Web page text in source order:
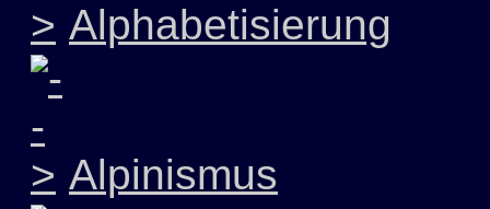
Alphabetisierung
Alpinismus